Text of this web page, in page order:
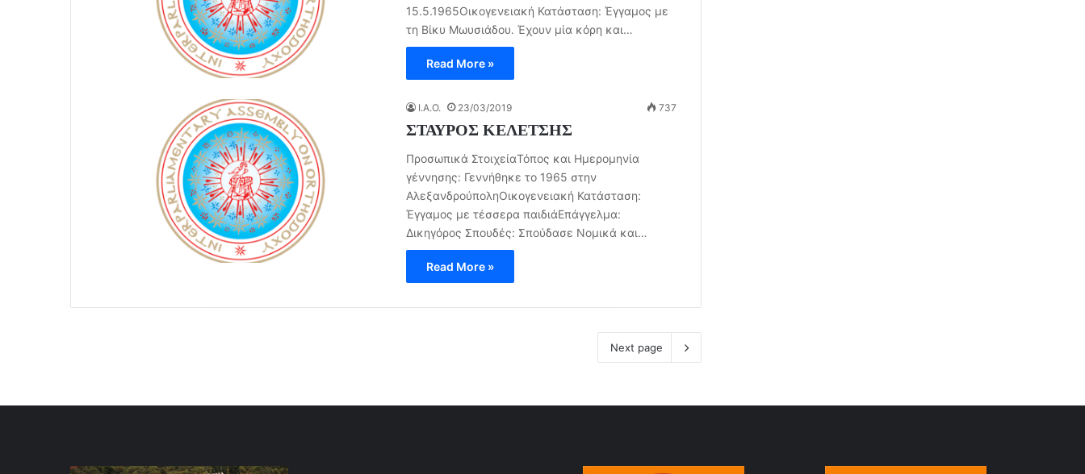
15.5.1965Οικογενειακή Κατάσταση: Έγγαμος με
τη Βίκυ Μωυσιάδου. Έχουν μία κόρη και…
Read More »
I.A.O. 23/03/2019 737
ΣΤΑΥΡΟΣ ΚΕΛΕΤΣΗΣ
Προσωπικά ΣτοιχείαΤόπος και Ημερομηνία
γέννησης: Γεννήθηκε το 1965 στην
ΑλεξανδρούποληΟικογενειακή Κατάσταση:
Έγγαμος με τέσσερα παιδιάΕπάγγελμα:
Δικηγόρος Σπουδές: Σπούδασε Νομικά και…
Read More »
Next page